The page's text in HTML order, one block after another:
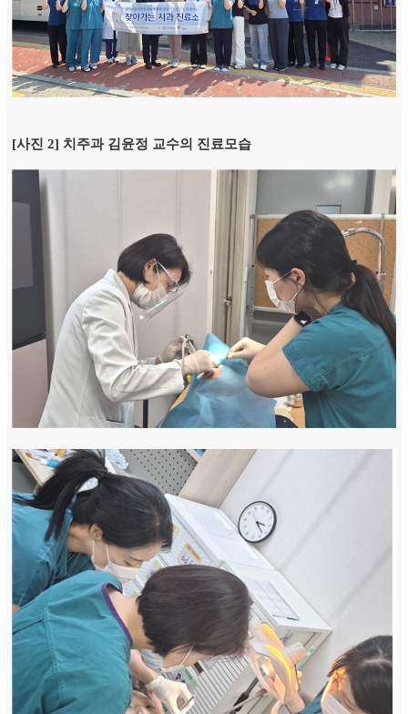
[사진 2] 치주과 김윤정 교수의 진료모습